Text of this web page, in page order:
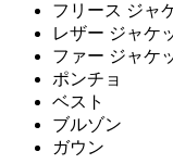
フリース ジャ
レザー ジャケ
ファー ジャケ
ポンチョ
ベスト
ブルゾン
ガウン